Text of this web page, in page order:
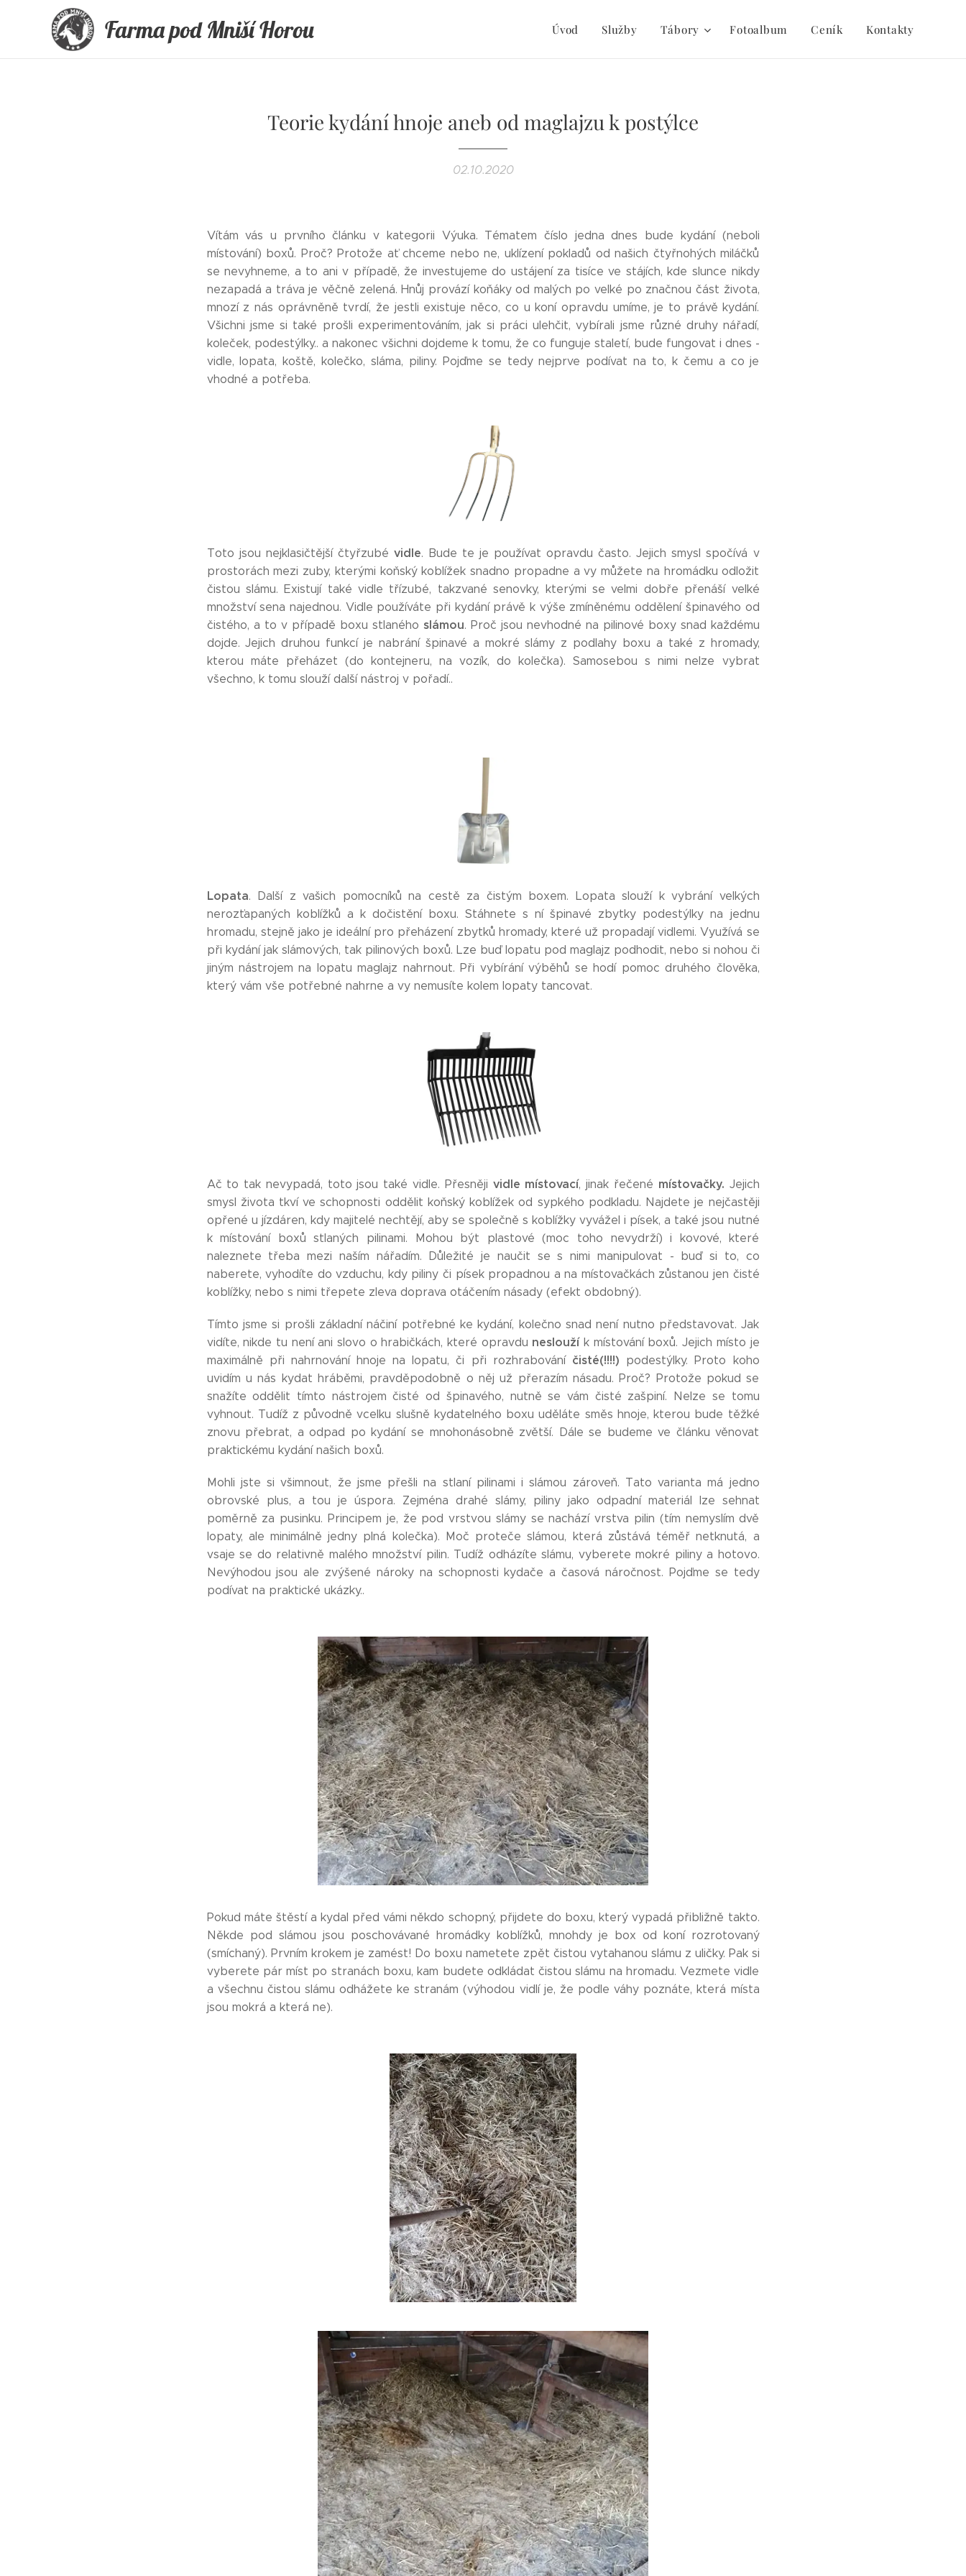
Farma pod Mniší Horou Úvod Služby Tábory Fotoalbum Ceník Kontakty
Teorie kydání hnoje aneb od maglajzu k postýlce
02.10.2020
Vítám vás u prvního článku v kategorii Výuka. Tématem číslo jedna dnes bude kydání (neboli
místování) boxů. Proč? Protože ať chceme nebo ne, uklízení pokladů od našich čtyřnohých miláčků
se nevyhneme, a to ani v případě, že investujeme do ustájení za tisíce ve stájích, kde slunce nikdy
nezapadá a tráva je věčně zelená. Hnůj provází koňáky od malých po velké po značnou část života,
mnozí z nás oprávněně tvrdí, že jestli existuje něco, co u koní opravdu umíme, je to právě kydání.
Všichni jsme si také prošli experimentováním, jak si práci ulehčit, vybírali jsme různé druhy nářadí,
koleček, podestýlky.. a nakonec všichni dojdeme k tomu, že co funguje staletí, bude fungovat i dnes -
vidle, lopata, koště, kolečko, sláma, piliny. Pojďme se tedy nejprve podívat na to, k čemu a co je
vhodné a potřeba.
Toto jsou nejklasičtější čtyřzubé vidle. Bude te je používat opravdu často. Jejich smysl spočívá v
prostorách mezi zuby, kterými koňský koblížek snadno propadne a vy můžete na hromádku odložit
čistou slámu. Existují také vidle třízubé, takzvané senovky, kterými se velmi dobře přenáší velké
množství sena najednou. Vidle používáte při kydání právě k výše zmíněnému oddělení špinavého od
čistého, a to v případě boxu stlaného slámou. Proč jsou nevhodné na pilinové boxy snad každému
dojde. Jejich druhou funkcí je nabrání špinavé a mokré slámy z podlahy boxu a také z hromady,
kterou máte přeházet (do kontejneru, na vozík, do kolečka). Samosebou s nimi nelze vybrat
všechno, k tomu slouží další nástroj v pořadí..
Lopata. Další z vašich pomocníků na cestě za čistým boxem. Lopata slouží k vybrání velkých
nerozťapaných koblížků a k dočistění boxu. Stáhnete s ní špinavé zbytky podestýlky na jednu
hromadu, stejně jako je ideální pro přeházení zbytků hromady, které už propadají vidlemi. Využívá se
při kydání jak slámových, tak pilinových boxů. Lze buď lopatu pod maglajz podhodit, nebo si nohou či
jiným nástrojem na lopatu maglajz nahrnout. Při vybírání výběhů se hodí pomoc druhého člověka,
který vám vše potřebné nahrne a vy nemusíte kolem lopaty tancovat.
Ač to tak nevypadá, toto jsou také vidle. Přesněji vidle místovací, jinak řečené místovačky. Jejich
smysl života tkví ve schopnosti oddělit koňský koblížek od sypkého podkladu. Najdete je nejčastěji
opřené u jízdáren, kdy majitelé nechtějí, aby se společně s koblížky vyvážel i písek, a také jsou nutné
k místování boxů stlaných pilinami. Mohou být plastové (moc toho nevydrží) i kovové, které
naleznete třeba mezi naším nářadím. Důležité je naučit se s nimi manipulovat - buď si to, co
naberete, vyhodíte do vzduchu, kdy piliny či písek propadnou a na místovačkách zůstanou jen čisté
koblížky, nebo s nimi třepete zleva doprava otáčením násady (efekt obdobný).
Tímto jsme si prošli základní náčiní potřebné ke kydání, kolečno snad není nutno představovat. Jak
vidíte, nikde tu není ani slovo o hrabičkách, které opravdu nesloužík místování boxů. Jejich místo je
maximálně při nahrnování hnoje na lopatu, či při rozhrabování čisté(!!!!) podestýlky. Proto koho
uvidím u nás kydat hráběmi, pravděpodobně o něj už přerazím násadu. Proč? Protože pokud se
snažíte oddělit tímto nástrojem čisté od špinavého, nutně se vám čisté zašpiní. Nelze se tomu
vyhnout. Tudíž z původně vcelku slušně kydatelného boxu uděláte směs hnoje, kterou bude těžké
znovu přebrat, a odpad po kydání se mnohonásobně zvětší. Dále se budeme ve článku věnovat
praktickému kydání našich boxů.
Mohli jste si všimnout, že jsme přešli na stlaní pilinami i slámou zároveň. Tato varianta má jedno
obrovské plus, a tou je úspora. Zejména drahé slámy, piliny jako odpadní materiál lze sehnat
poměrně za pusinku. Principem je, že pod vrstvou slámy se nachází vrstva pilin (tím nemyslím dvě
lopaty, ale minimálně jedny plná kolečka). Moč proteče slámou, která zůstává téměř netknutá, a
vsaje se do relativně malého množství pilin. Tudíž odházíte slámu, vyberete mokré piliny a hotovo.
Nevýhodou jsou ale zvýšené nároky na schopnosti kydače a časová náročnost. Pojďme se tedy
podívat na praktické ukázky..
Pokud máte štěstí a kydal před vámi někdo schopný, přijdete do boxu, který vypadá přibližně takto.
Někde pod slámou jsou poschovávané hromádky koblížků, mnohdy je box od koní rozrotovaný
(smíchaný). Prvním krokem je zamést! Do boxu nametete zpět čistou vytahanou slámu z uličky. Pak si
vyberete pár míst po stranách boxu, kam budete odkládat čistou slámu na hromadu. Vezmete vidle
a všechnu čistou slámu odhážete ke stranám (výhodou vidlí je, že podle váhy poznáte, která místa
jsou mokrá a která ne).